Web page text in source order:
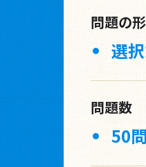
問題の
選
問題数
50